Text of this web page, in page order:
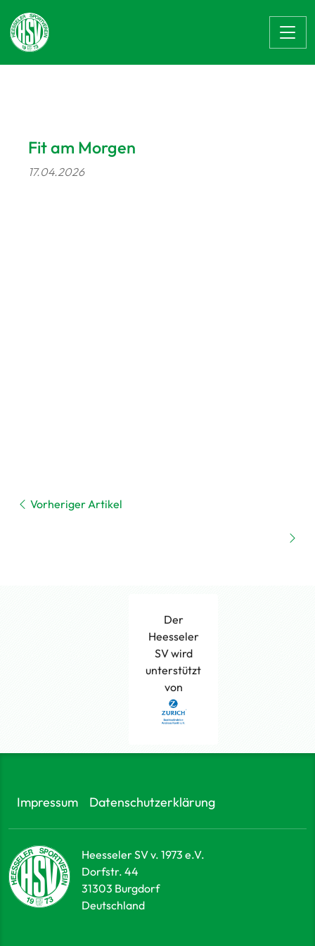
Fit am Morgen
17.04.2026
Vorheriger Artikel
Der
Heesseler
SV wird
unterstützt
von
Heesseler SV v. 1973 e.V.
Dorfstr. 44
31303 Burgdorf
Deutschland
Impressum Datenschutzerklärung